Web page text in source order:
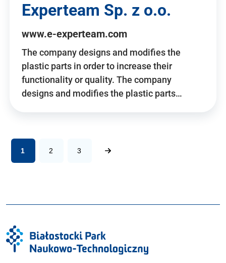
Experteam Sp. z o.o.
www.e-experteam.com
The company designs and modifies the
plastic parts in order to increase their
functionality or quality. The company
designs and modifies the plastic parts…
1 2 3